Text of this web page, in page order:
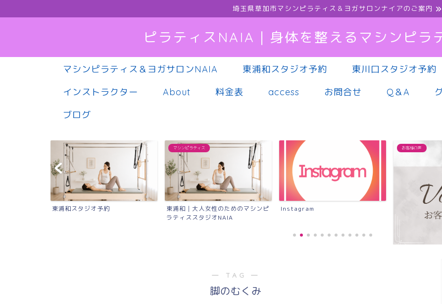
埼玉県草加市マシンピラティス＆ヨガサロンナイアのご案内
ピラティスNAIA｜身体を整えるマシンピラ
マシンピラティス＆ヨガサロンNAIA 東浦和スタジオ予約 東川口スタジオ予約
インストラクター
About 料金表 access お問合せ Q＆A
ブログ
マシンピラティス
東浦和｜大人女性のためのマシンピ
Instagram
マシンピ
慢性的
シンピ
― TAG ―
脚のむくみ